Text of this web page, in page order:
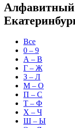
Алфавитный
Все
0 – 9
А – В
Г – Ж
З – Л
М – О
П – С
Т – Ф
Х – Ч
Ш – Ы